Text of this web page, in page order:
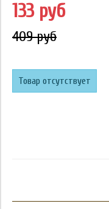
133 руб
409 руб
Товар отсутствует